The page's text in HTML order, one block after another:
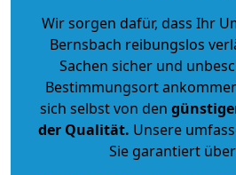
Wir sorgen dafür, dass Ihr
Bernsbach reibungslos
Sachen sicher und
Bestimmungsort
sich selbst von den
der Qualität. Unsere
Sie garantiert